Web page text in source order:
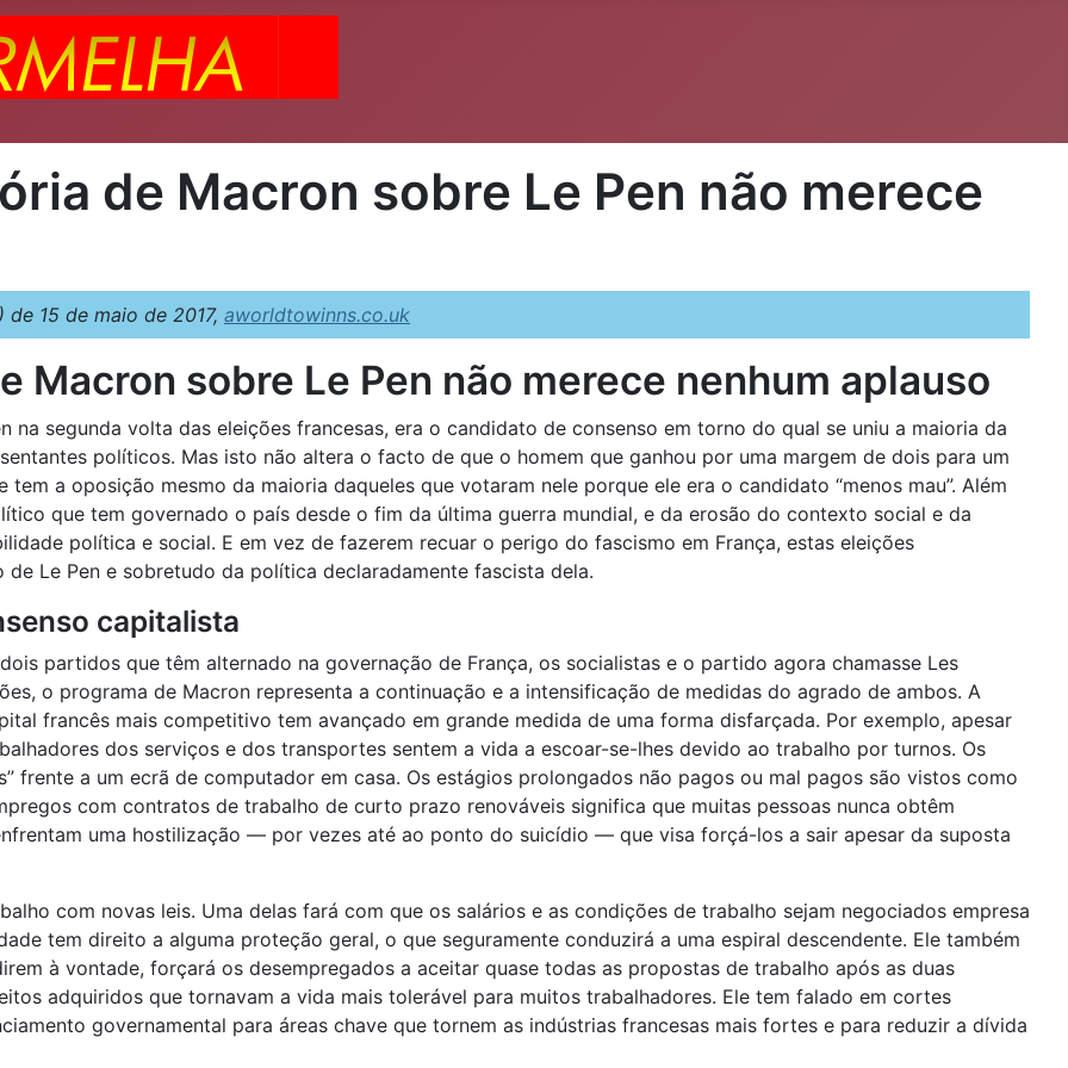
de Macron sobre Le Pen não merece
15 de maio de 2017, aworldtowinns.co.uk
Macron sobre Le Pen não merece nenhum aplauso
na segunda volta das eleições francesas, era o candidato de consenso em torno do qual se uniu a maioria da
políticos. Mas isto não altera o facto de que o homem que ganhou por uma margem de dois para um
a oposição mesmo da maioria daqueles que votaram nele porque ele era o candidato “menos mau”. Além
que tem governado o país desde o fim da última guerra mundial, e da erosão do contexto social e da
política e social. E em vez de fazerem recuar o perigo do fascismo em França, estas eleições
Le Pen e sobretudo da política declaradamente fascista dela.
capitalista
partidos que têm alternado na governação de França, os socialistas e o partido agora chamasse Les
o programa de Macron representa a continuação e a intensificação de medidas do agrado de ambos. A
francês mais competitivo tem avançado em grande medida de uma forma disfarçada. Por exemplo, apesar
dos serviços e dos transportes sentem a vida a escoar-se-lhes devido ao trabalho por turnos. Os
frente a um ecrã de computador em casa. Os estágios prolongados não pagos ou mal pagos são vistos como
com contratos de trabalho de curto prazo renováveis significa que muitas pessoas nunca obtêm
uma hostilização — por vezes até ao ponto do suicídio — que visa forçá-los a sair apesar da suposta
com novas leis. Uma delas fará com que os salários e as condições de trabalho sejam negociados empresa
tem direito a alguma proteção geral, o que seguramente conduzirá a uma espiral descendente. Ele também
à vontade, forçará os desempregados a aceitar quase todas as propostas de trabalho após as duas
adquiridos que tornavam a vida mais tolerável para muitos trabalhadores. Ele tem falado em cortes
governamental para áreas chave que tornem as indústrias francesas mais fortes e para reduzir a dívida